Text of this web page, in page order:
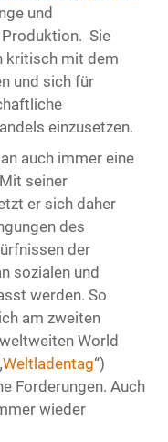
und
Sie
kritisch mit dem
und sich für
einzusetzen.
auch immer eine
seiner
er sich daher
des
der
sozialen und
werden. So
am zweiten
World
Weltladentag“)
Forderungen. Auch
wieder